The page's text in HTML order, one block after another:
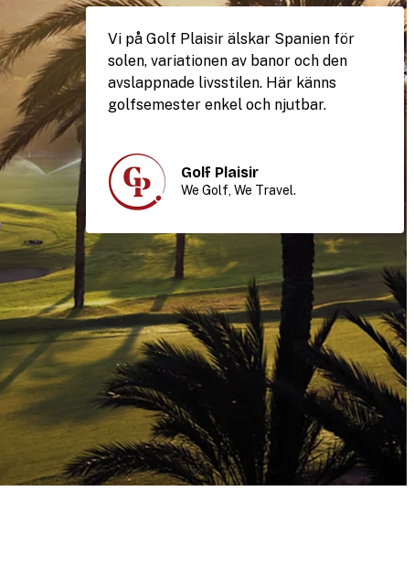
Vi på Golf Plaisir älskar Spanien för
solen, variationen av banor och den
avslappnade livsstilen. Här känns
golfsemester enkel och njutbar.
Golf Plaisir
We Golf, We Travel.